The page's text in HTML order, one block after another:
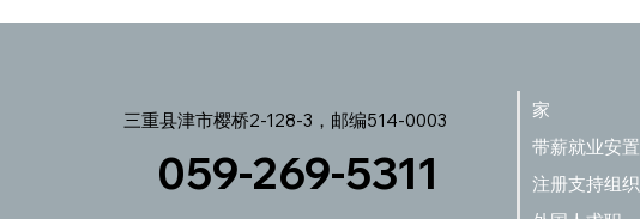
家
带薪就业安置
注册支持组织
三重县津市樱桥2-128-3，邮编514-0003
059-269-5311